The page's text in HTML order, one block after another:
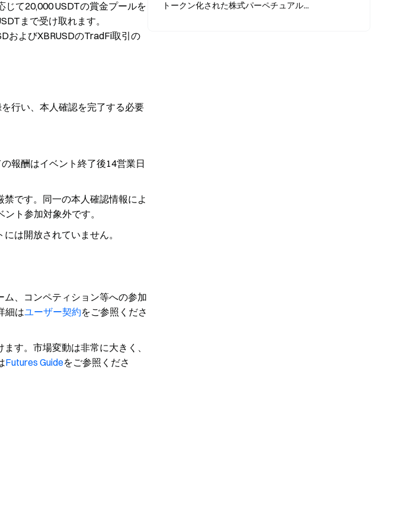
て20,000 USDTの賞金プールを
まで受け取れます。
およびXBRUSDのTradFi取引の
行い、本人確認を完了する必要
報酬はイベント終了後14営業日
です。同一の本人確認情報によ
ト参加対象外です。
は開放されていません。
、コンペティション等への参加
細はユーザー契約をご参照くださ
す。市場変動は非常に大きく、
Futures Guideをご参照くださ
トークン化された株式パーペチュアル...